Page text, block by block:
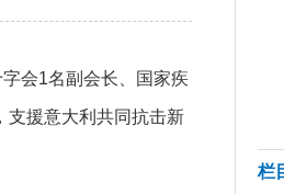
会1名副会长、国家疾
支援意大利共同抗击新
栏